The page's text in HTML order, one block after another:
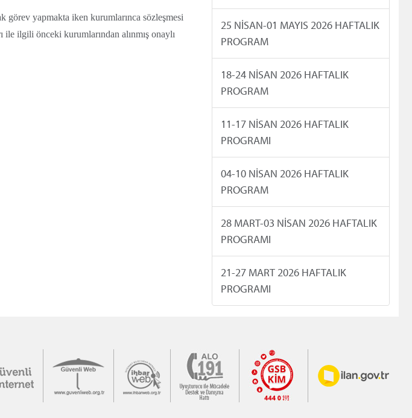
görev yapmakta iken kurumlarınca sözleşmesi
ilgili önceki kurumlarından alınmış onaylı
25 NİSAN-01 MAYIS 2026 HAFTALIK
PROGRAM
18-24 NİSAN 2026 HAFTALIK
PROGRAM
11-17 NİSAN 2026 HAFTALIK
PROGRAMI
04-10 NİSAN 2026 HAFTALIK
PROGRAM
28 MART-03 NİSAN 2026 HAFTALIK
PROGRAMI
21-27 MART 2026 HAFTALIK
PROGRAMI